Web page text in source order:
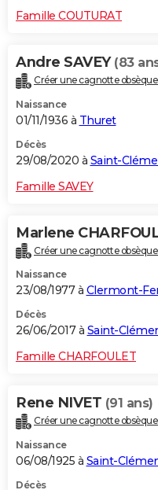
Famille COUTURAT
Andre SAVEY (83
Créer une cagnotte
Naissance
01/11/1936 à Thuret
Décès
29/08/2020 à Saint-
Famille SAVEY
Marlene
Créer une cagnotte
Naissance
23/08/1977 à Clermont-
Décès
26/06/2017 à Saint-
Famille CHARFOULET
Rene NIVET (91 ans)
Créer une cagnotte
Naissance
06/08/1925 à Saint-
Décès